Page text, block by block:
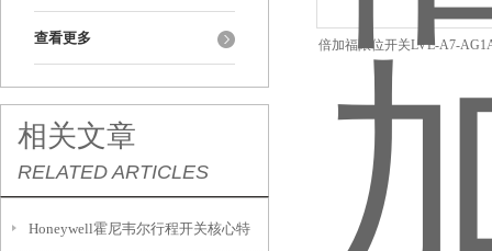
查看更多
相关文章
RELATED ARTICLES
Honeywell霍尼韦尔行程开关核心特
倍加福限位开关LVL-A7-